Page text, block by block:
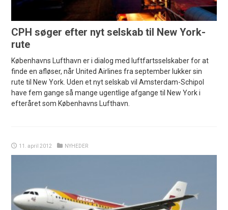
CPH søger efter nyt selskab til New York-
rute
Københavns Lufthavn er i dialog med luftfartsselskaber for at
finde en afløser, når United Airlines fra september lukker sin
rute til New York. Uden et nyt selskab vil Amsterdam-Schipol
have fem gange så mange ugentlige afgange til New York i
efteråret som Københavns Lufthavn.
11. april 2012 NYHEDER